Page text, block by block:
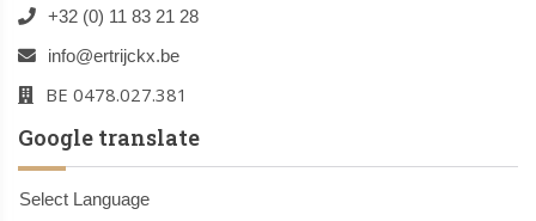
+32 (0) 11 83 21 28
info@ertrijckx.be
BE 0478.027.381
Google translate
Select Language